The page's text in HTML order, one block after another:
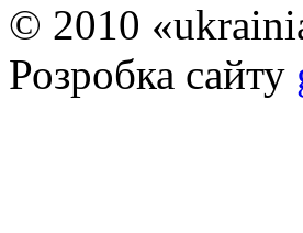
© 2010
Розробка сайту